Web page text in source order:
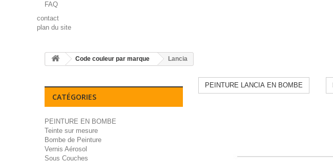
FAQ
contact
plan du site
Code couleur par marque Lancia
CATÉGORIES
PEINTURE EN BOMBE
Teinte sur mesure
Bombe de Peinture
Vernis Aérosol
Sous Couches
PEINTURE LANCIA EN BOMBE